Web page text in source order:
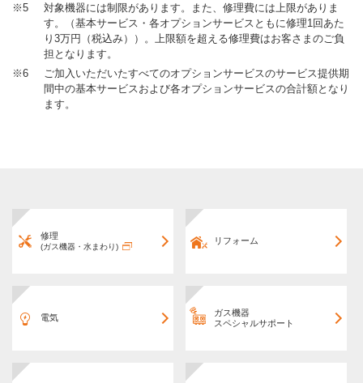
※5
対象機器には制限があります。また、修理費には上限がありま
す。（基本サービス・各オプションサービスともに修理1回あた
り3万円（税込み））。上限額を超える修理費はお客さまのご負
担となります。
※6
ご加入いただいたすべてのオプションサービスのサービス提供期
間中の基本サービスおよび各オプションサービスの合計額となり
ます。
修理
(ガス機器・水まわり)
リフォーム
電気
ガス機器
スペシャルサポート